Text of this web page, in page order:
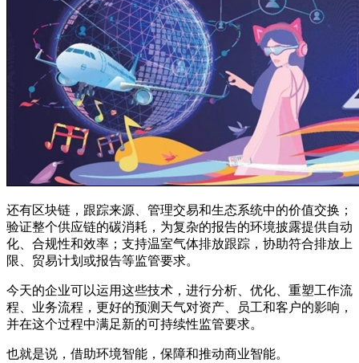
还有区块链，跟踪来源、管理交易和生态系统中的价值交换；
验证整个供应链的碳消耗，为复杂的报告的环境披露提供自动
化、合规性和效率；支持温室气体排放跟踪，协助符合排放上
限、贸易计划或报告等监管要求。
今天的企业可以运用这些技术，进行分析、优化、重塑工作流
程、业务流程，更好的预测天气对资产、员工和客户的影响，
并在这个过程中满足新的可持续性监管要求。
也就是说，借助环境智能，保障和推动商业智能。